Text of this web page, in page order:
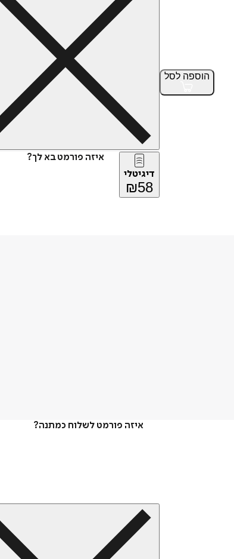
הוספה לסל
איזה פורמט בא לך?
דיגיטלי
₪58
איזה פורמט לשלוח כמתנה?